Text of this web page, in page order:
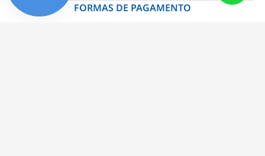
FORMAS DE PAGAMENTO